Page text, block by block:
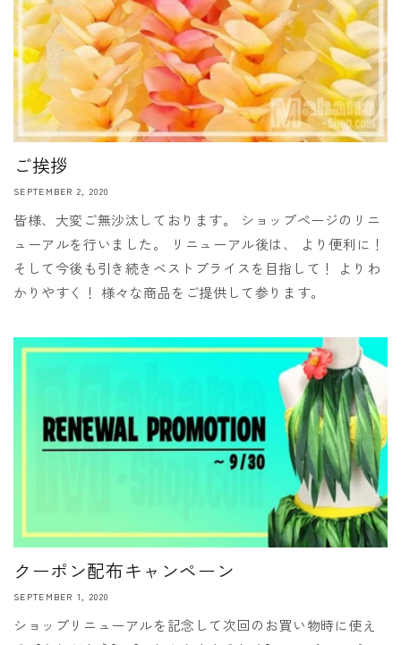
ご挨拶
SEPTEMBER 2, 2020
皆様、大変ご無沙汰しております。 ショップページのリニ
ューアルを行いました。 リニューアル後は、 より便利に！
そして今後も引き続きベストプライスを目指して！ よりわ
かりやすく！ 様々な商品をご提供して参ります。
クーポン配布キャンペーン
SEPTEMBER 1, 2020
ショップリニューアルを記念して次回のお買い物時に使え